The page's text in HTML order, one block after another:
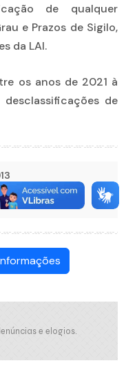
de qualquer
e Prazos de Sigilo,
da LAI.
os anos de 2021 à
de
e elogios.